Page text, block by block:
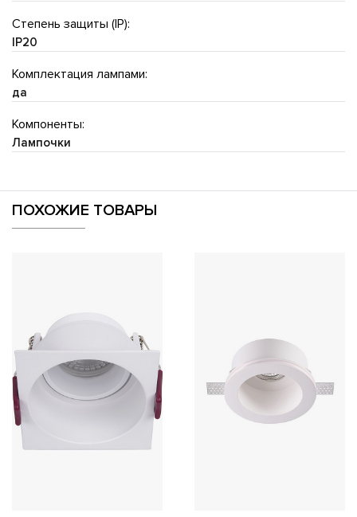
Степень защиты (IP):
IP20
Комплектация лампами:
да
Компоненты:
Лампочки
ПОХОЖИЕ ТОВАРЫ